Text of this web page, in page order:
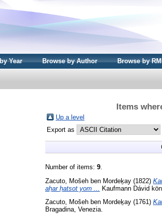
Year Browse by Author Browse by
Items
Up a level
Export as
Number of items: 9
Zacuto, Mošeh ben Mordeḵay (1822)
aḥar ḥatsot yom ...
Kaufmann Dávid
Zacuto, Mošeh ben Mordeḵay (1761)
Bragadina, Venezia.